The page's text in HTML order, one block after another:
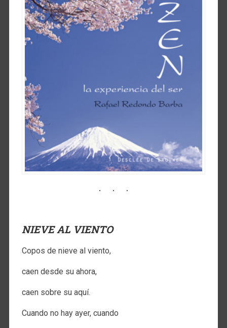
NIEVE AL VIENTO
Copos de nieve al viento,
caen desde su ahora,
caen sobre su aquí.
Cuando no hay ayer, cuando